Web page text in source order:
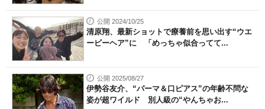
公開 2024/10/25
清原翔、最新ショットで療養前を思い出す“ウエ
ービーヘア”に 「めっちゃ似合ってて...
公開 2025/08/27
伊勢谷友介、“パーマ＆口ピアス”の年齢不問な
姿が超ワイルド 別人級の“やんちゃお...